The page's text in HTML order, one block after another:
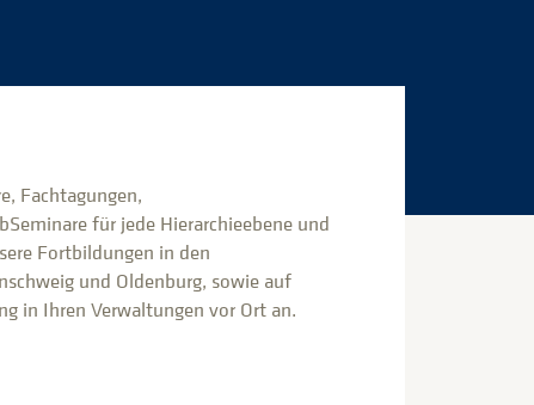
Fachtagungen,
für jede Hierarchieebene und
Fortbildungen in den
und Oldenburg, sowie auf
in Ihren Verwaltungen vor Ort an.